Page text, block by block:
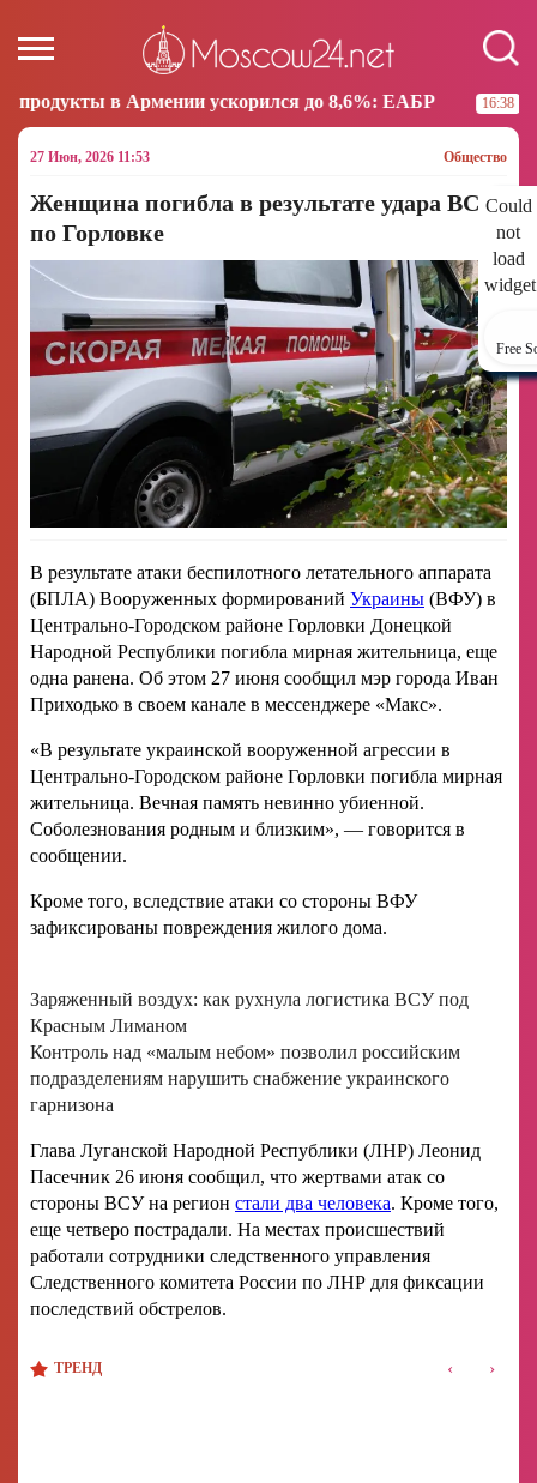
ускорился до 8,6%: ЕАБР 16:38 Трамп: США больше
27 Июн, 2026 11:53 Общество
Could
not
load
Free
Женщина погибла в результате удара ВСУ
по Горловке
В результате атаки беспилотного летательного аппарата
(БПЛА) Вооруженных формирований Украины (ВФУ) в
Центрально-Городском районе Горловки Донецкой
Народной Республики погибла мирная жительница, еще
одна ранена. Об этом 27 июня сообщил мэр города Иван
Приходько в своем канале в мессенджере «Макс».
«В результате украинской вооруженной агрессии в
Центрально-Городском районе Горловки погибла мирная
жительница. Вечная память невинно убиенной.
Соболезнования родным и близким», — говорится в
сообщении.
Кроме того, вследствие атаки со стороны ВФУ
зафиксированы повреждения жилого дома.
Заряженный воздух: как рухнула логистика ВСУ под
Красным Лиманом
Контроль над «малым небом» позволил российским
подразделениям нарушить снабжение украинского
гарнизона
Глава Луганской Народной Республики (ЛНР) Леонид
Пасечник 26 июня сообщил, что жертвами атак со
стороны ВСУ на регион стали два человека. Кроме того,
еще четверо пострадали. На местах происшествий
работали сотрудники следственного управления
Следственного комитета России по ЛНР для фиксации
последствий обстрелов.
ТРЕНД ‹ ›